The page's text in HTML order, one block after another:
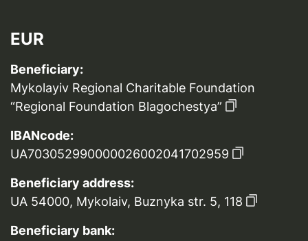
EUR
Beneficiary:
Mykolayiv Regional Charitable Foundation
“Regional Foundation Blagochestya”
IBANcode:
UA703052990000026002041702959
Beneficiary address:
UA 54000, Mykolaiv, Buznyka str. 5, 118
Beneficiary bank: